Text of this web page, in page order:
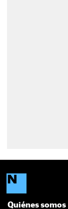
Quiénes somos